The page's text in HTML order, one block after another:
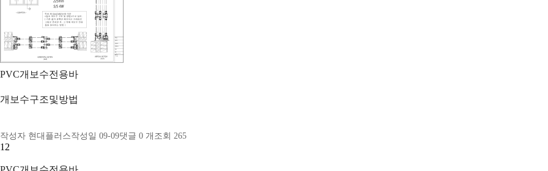
PVC개보수전용바
개보수구조및방법
작성자 현대플러스작성일 09-09댓글 0 개 조회 265
12